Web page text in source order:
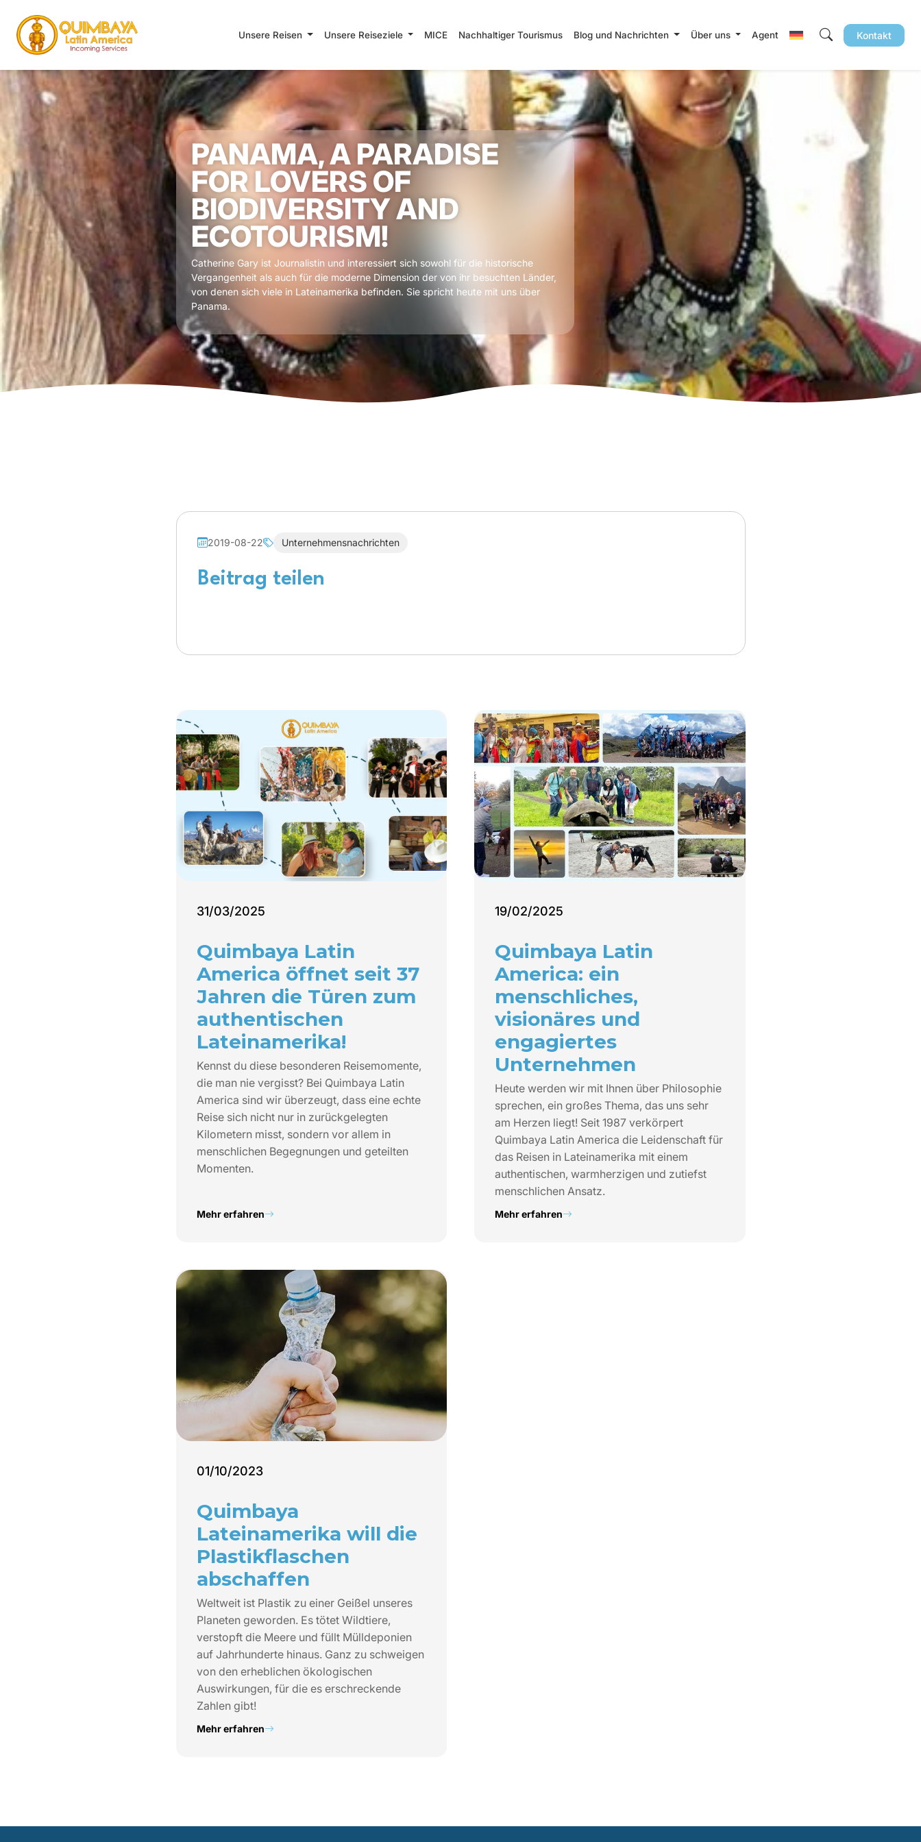
Unsere Reisen Unsere Reiseziele MICE Nachhaltiger Tourismus Blog und Nachrichten Über uns Agent Kontakt
PANAMA, A PARADISE
FOR LOVERS OF
BIODIVERSITY AND
ECOTOURISM!
Catherine Gary ist Journalistin und interessiert sich sowohl für die historische
Vergangenheit als auch für die moderne Dimension der von ihr besuchten Länder,
von denen sich viele in Lateinamerika befinden. Sie spricht heute mit uns über
Panama.
2019-08-22 Unternehmensnachrichten
Beitrag teilen
31/03/2025
Quimbaya Latin
America öffnet seit 37
Jahren die Türen zum
authentischen
Lateinamerika!
Kennst du diese besonderen Reisemomente,
die man nie vergisst? Bei Quimbaya Latin
America sind wir überzeugt, dass eine echte
Reise sich nicht nur in zurückgelegten
Kilometern misst, sondern vor allem in
menschlichen Begegnungen und geteilten
Momenten.
Mehr erfahren
19/02/2025
Quimbaya Latin
America: ein
menschliches,
visionäres und
engagiertes
Unternehmen
Heute werden wir mit Ihnen über Philosophie
sprechen, ein großes Thema, das uns sehr
am Herzen liegt! Seit 1987 verkörpert
Quimbaya Latin America die Leidenschaft für
das Reisen in Lateinamerika mit einem
authentischen, warmherzigen und zutiefst
menschlichen Ansatz.
Mehr erfahren
01/10/2023
Quimbaya
Lateinamerika will die
Plastikflaschen
abschaffen
Weltweit ist Plastik zu einer Geißel unseres
Planeten geworden. Es tötet Wildtiere,
verstopft die Meere und füllt Mülldeponien
auf Jahrhunderte hinaus. Ganz zu schweigen
von den erheblichen ökologischen
Auswirkungen, für die es erschreckende
Zahlen gibt!
Mehr erfahren